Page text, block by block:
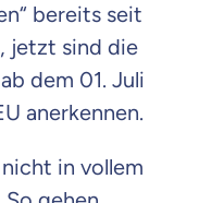
bereits seit
jetzt sind die
dem 01. Juli
anerkennen.
in vollem